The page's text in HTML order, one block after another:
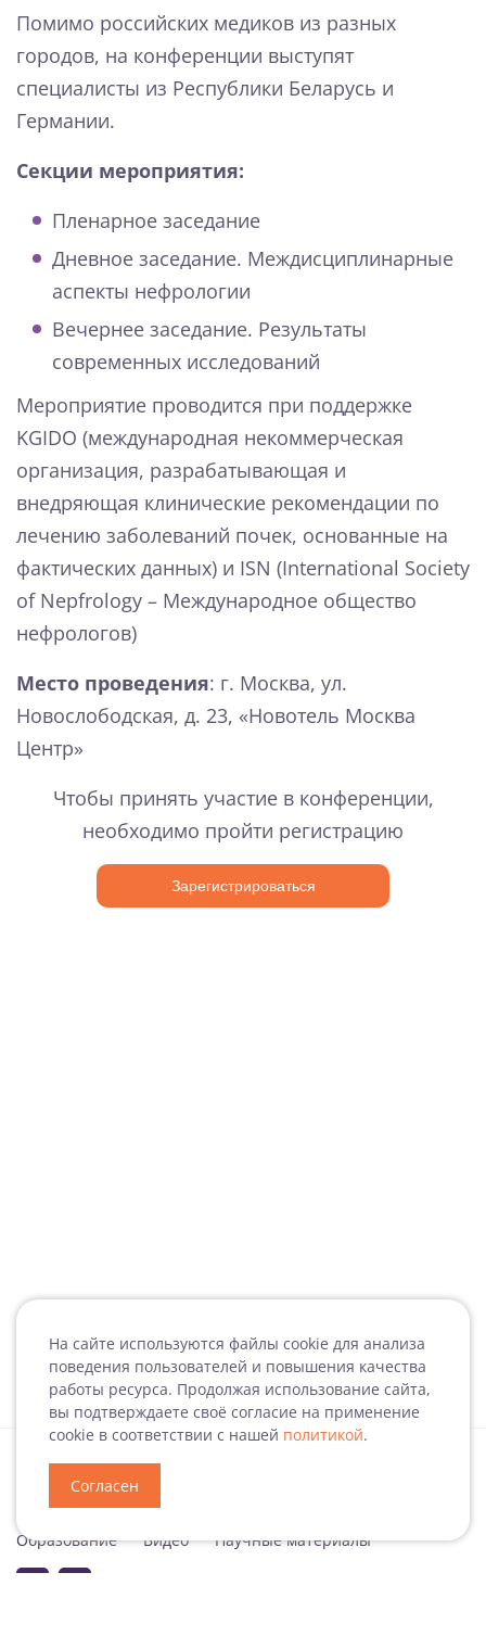
На сайте используются файлы cookie для анализа
поведения пользователей и повышения качества
работы ресурса. Продолжая использование сайта,
вы подтверждаете своё согласие на применение
cookie в соответствии с нашей политикой.
Согласен
Помимо российских медиков из разных
городов, на конференции выступят
специалисты из Республики Беларусь и
Германии.
Секции мероприятия:
Пленарное заседание
Дневное заседание. Междисциплинарные
аспекты нефрологии
Вечернее заседание. Результаты
современных исследований
Мероприятие проводится при поддержке
KGIDO (международная некоммерческая
организация, разрабатывающая и
внедряющая клинические рекомендации по
лечению заболеваний почек, основанные на
фактических данных) и ISN (International Society
of Nepfrology – Международное общество
нефрологов)
Место проведения: г. Москва, ул.
Новослободская, д. 23, «Новотель Москва
Центр»
Чтобы принять участие в конференции,
необходимо пройти регистрацию
Зарегистрироваться
Образование
Видео Научные материалы